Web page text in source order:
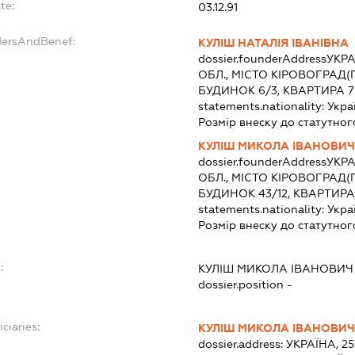
03.12.91
КУЛІШ НАТАЛІЯ ІВАНІВНА
dossier.founderAddress
ОБЛ., МІСТО
БУДИНОК 6/3, КВАРТИРА 7
statements.nationality:
Розмір внеску до
КУЛІШ МИКОЛА ІВАНОВИЧ
dossier.founderAddress
ОБЛ., МІСТО
БУДИНОК 43/12, КВАРТИРА
statements.nationality:
Розмір внеску до
КУЛІШ МИКОЛА ІВАНОВИЧ
dossier.position -
КУЛІШ МИКОЛА ІВАНОВИЧ
dossier.address:УКРАЇНА,